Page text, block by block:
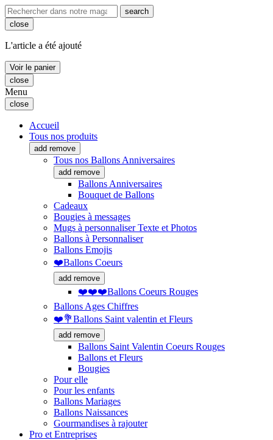
search
close
L'article a été ajouté
Voir le panier
close
Menu
close
Accueil
Tous nos produits
add remove
Tous nos Ballons Anniversaires
add remove
Ballons Anniversaires
Bouquet de Ballons
Cadeaux
Bougies à messages
Mugs à personnaliser Texte et Photos
Ballons à Personnaliser
Ballons Emojis
❤️Ballons Coeurs
add remove
❤️❤️❤️Ballons Coeurs Rouges
Ballons Ages Chiffres
❤️💐Ballons Saint valentin et Fleurs
add remove
Ballons Saint Valentin Coeurs Rouges
Ballons et Fleurs
Bougies
Pour elle
Pour les enfants
Ballons Mariages
Ballons Naissances
Gourmandises à rajouter
Pro et Entreprises